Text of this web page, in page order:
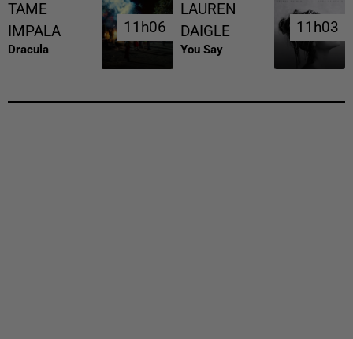
TAME
IMPALA
Dracula
11h06
11h06
LAUREN
DAIGLE
You Say
11h03
11h03